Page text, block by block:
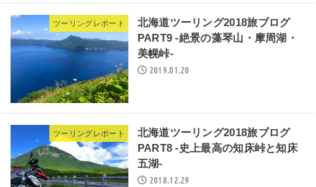
ツーリングレポート
北海道ツーリング2018旅ブログ
PART9 -絶景の藻琴山・摩周湖・
美幌峠-
2019.01.20
ツーリングレポート
北海道ツーリング2018旅ブログ
PART8 -史上最高の知床峠と知床
五湖-
2018.12.29